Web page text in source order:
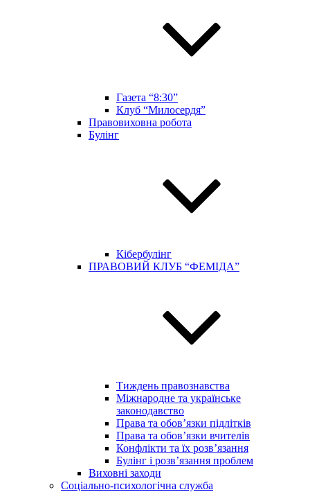
Газета “8:30”
Клуб “Милосердя”
Правовиховна робота
Булінг
Кібербулінг
ПРАВОВИЙ КЛУБ “ФЕМІДА”
Тиждень правознавства
Міжнародне та українське
законодавство
Права та обов’язки підлітків
Права та обов’язки вчителів
Конфлікти та їх розв’язання
Булінг і розв’язання проблем
Виховні заходи
Соціально-психологічна служба